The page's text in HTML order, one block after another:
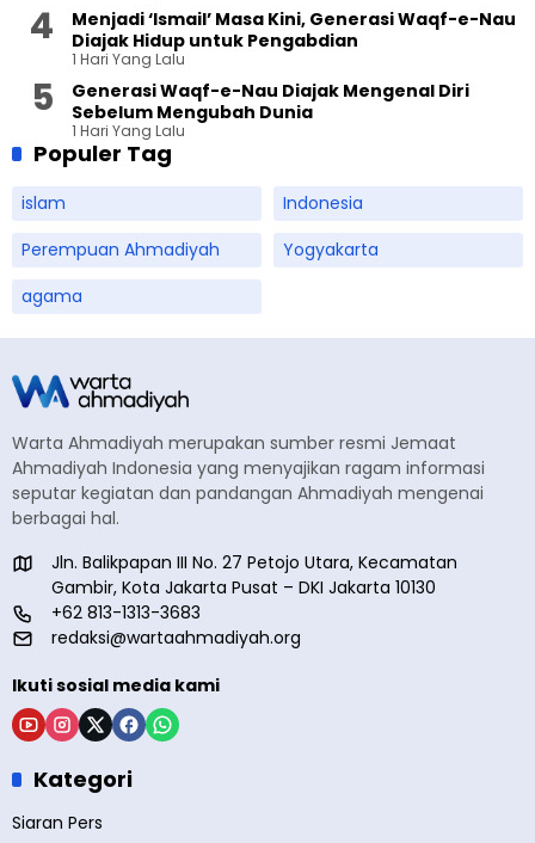
Menjadi ‘Ismail’ Masa Kini, Generasi Waqf-e-Nau
Diajak Hidup untuk Pengabdian
1 Hari Yang Lalu
Generasi Waqf-e-Nau Diajak Mengenal Diri
Sebelum Mengubah Dunia
1 Hari Yang Lalu
Populer Tag
islam
Indonesia
Perempuan Ahmadiyah
Yogyakarta
agama
Warta Ahmadiyah merupakan sumber resmi Jemaat
Ahmadiyah Indonesia yang menyajikan ragam informasi
seputar kegiatan dan pandangan Ahmadiyah mengenai
berbagai hal.
Jln. Balikpapan III No. 27 Petojo Utara, Kecamatan
Gambir, Kota Jakarta Pusat – DKI Jakarta 10130
+62 813-1313-3683
redaksi@wartaahmadiyah.org
Ikuti sosial media kami
Kategori
Siaran Pers